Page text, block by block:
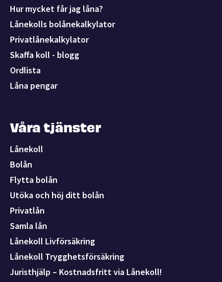
Hur mycket får jag låna?
Lånekolls bolånekalkylator
Privatlånekalkylator
Skaffa koll - blogg
Ordlista
Låna pengar
Våra tjänster
Lånekoll
Bolån
Flytta bolån
Utöka och höj ditt bolån
Privatlån
Samla lån
Lånekoll Livförsäkring
Lånekoll Trygghetsförsäkring
Juristhjälp – Kostnadsfritt via Lånekoll!